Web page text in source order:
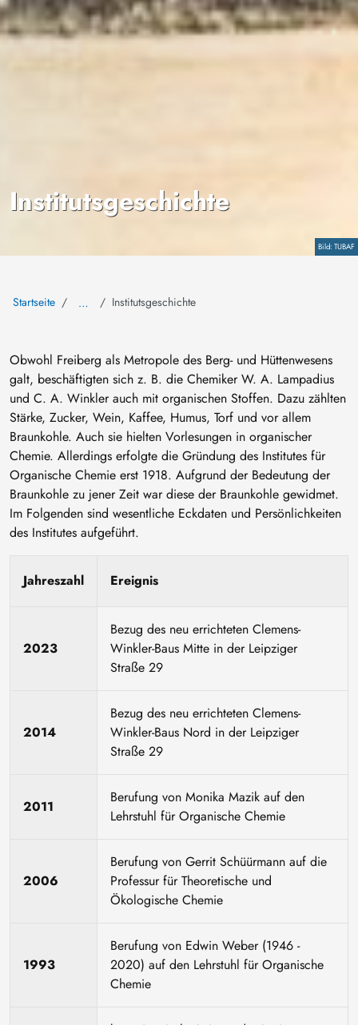
Copyright
TUBAF
Institutsgeschichte
Startseite … Institutsgeschichte
Obwohl Freiberg als Metropole des Berg- und Hüttenwesens
galt, beschäftigten sich z. B. die Chemiker W. A. Lampadius
und C. A. Winkler auch mit organischen Stoffen. Dazu zählten
Stärke, Zucker, Wein, Kaffee, Humus, Torf und vor allem
Braunkohle. Auch sie hielten Vorlesungen in organischer
Chemie. Allerdings erfolgte die Gründung des Institutes für
Organische Chemie erst 1918. Aufgrund der Bedeutung der
Braunkohle zu jener Zeit war diese der Braunkohle gewidmet.
Im Folgenden sind wesentliche Eckdaten und Persönlichkeiten
des Institutes aufgeführt.
Jahreszahl Ereignis
2023
Bezug des neu errichteten Clemens-
Winkler-Baus Mitte in der Leipziger
Straße 29
2014
Bezug des neu errichteten Clemens-
Winkler-Baus Nord in der Leipziger
Straße 29
2011
Berufung von Monika Mazik auf den
Lehrstuhl für Organische Chemie
2006
Berufung von Gerrit Schüürmann auf die
Professur für Theoretische und
Ökologische Chemie
1993
Berufung von Edwin Weber (1946 -
2020) auf den Lehrstuhl für Organische
Chemie